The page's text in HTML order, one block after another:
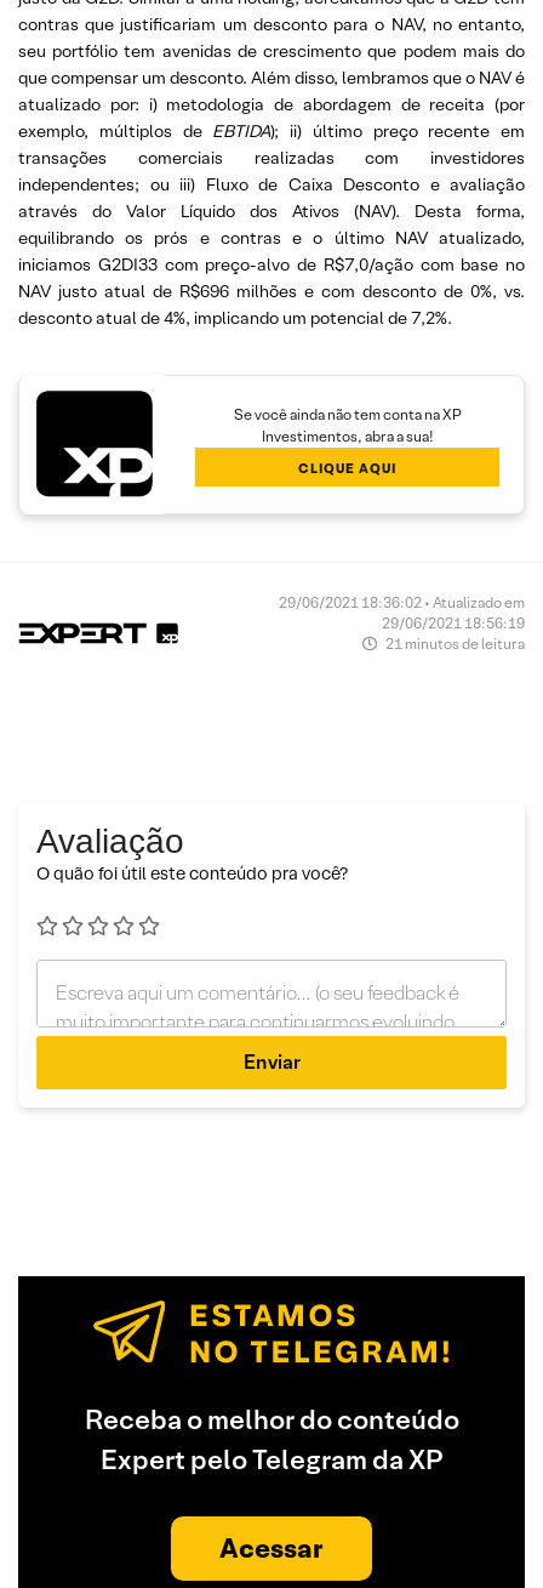
contras que justificariam um desconto para o NAV, no entanto,
seu portfólio tem avenidas de crescimento que podem mais do
que compensar um desconto. Além disso, lembramos que o NAV é
atualizado por: i) metodologia de abordagem de receita (por
exemplo, múltiplos de EBTIDA); ii) último preço recente em
transações comerciais realizadas com investidores
independentes; ou iii) Fluxo de Caixa Desconto e avaliação
através do Valor Líquido dos Ativos (NAV). Desta forma,
equilibrando os prós e contras e o último NAV atualizado,
iniciamos G2DI33 com preço-alvo de R$7,0/ação com base no
NAV justo atual de R$696 milhões e com desconto de 0%, vs.
desconto atual de 4%, implicando um potencial de 7,2%.
Se você ainda não tem conta na XP
Investimentos, abra a sua!
CLIQUE AQUI
29/06/2021 18:36:02 • Atualizado em
29/06/2021 18:56:19
21 minutos de leitura
Avaliação
O quão foi útil este conteúdo pra você?
Enviar
Receba o melhor do conteúdo
Expert pelo Telegram da XP
Acessar